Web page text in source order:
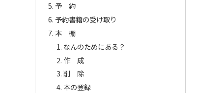
予 約
予約書籍の受け取り
本 棚
なんのためにある？
作 成
削 除
本の登録